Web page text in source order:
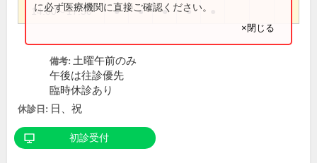
14:00～17:30 ● ● ● ●
に必ず医療機関に直接ご確認ください。
×閉じる
備考: 土曜午前のみ
午後は往診優先
臨時休診あり
休診日: 日、祝
初診受付